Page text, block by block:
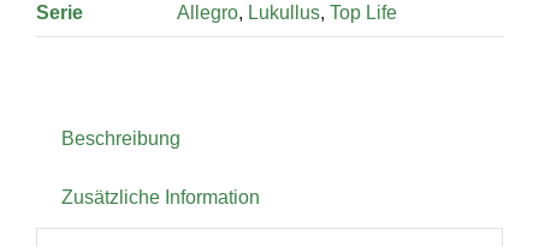
Serie Allegro, Lukullus, Top Life
Beschreibung
Zusätzliche Information